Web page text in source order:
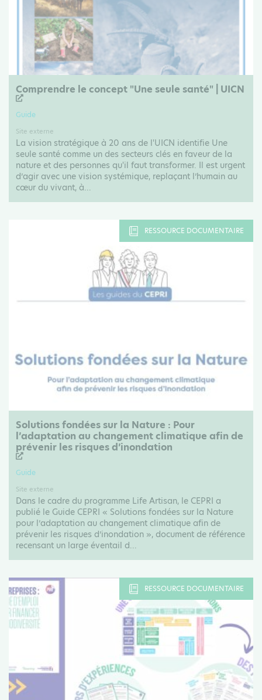
Comprendre le concept "Une seule santé" | UICN
Guide
Site externe
La vision stratégique à 20 ans de l'UICN identifie Une
seule santé comme un des secteurs clés en faveur de la
nature et des personnes qu'il faut transformer. Il est urgent
d’agir avec une vision systémique, replaçant l’humain au
cœur du vivant, à...
RESSOURCE DOCUMENTAIRE
Solutions fondées sur la Nature : Pour
l’adaptation au changement climatique afin de
prévenir les risques d’inondation
Guide
Site externe
Dans le cadre du programme Life Artisan, le CEPRI a
publié le Guide CEPRI « Solutions fondées sur la Nature
pour l’adaptation au changement climatique afin de
prévenir les risques d’inondation », document de référence
recensant un large éventail d...
RESSOURCE DOCUMENTAIRE